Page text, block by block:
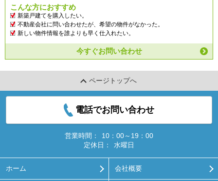
こんな方におすすめ
新築戸建てを購入したい。
不動産会社に問い合わせたが、希望の物件がなかった。
新しい物件情報を誰よりも早く仕入れたい。
今すぐお問い合わせ
ページトップへ
電話でお問い合わせ
営業時間：
10：00～19：00
定休日：
水曜日
ホーム 会社概要